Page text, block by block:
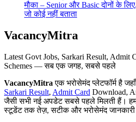
मौका – Senior और Basic दोनों के
जो कोई नहीं बताता
VacancyMitra
Latest Govt Jobs, Sarkari Result, Admit
Schemes — सब एक जगह, सबसे पहले
VacancyMitra एक भरोसेमंद प्लेटफॉर्म है
Sarkari Result, Admit Card Download,
जैसी सभी नई अपडेट सबसे पहले मिलती हैं।
स्टूडेंट तक तेज़, सटीक और भरोसेमंद जानकारी